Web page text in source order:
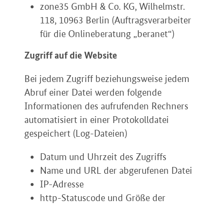
zone35 GmbH & Co. KG, Wilhelmstr.
118, 10963 Berlin (Auftragsverarbeiter
für die Onlineberatung „beranet“)
Zugriff auf die Website
Bei jedem Zugriff beziehungsweise jedem
Abruf einer Datei werden folgende
Informationen des aufrufenden Rechners
automatisiert in einer Protokolldatei
gespeichert (Log-Dateien)
Datum und Uhrzeit des Zugriffs
Name und URL der abgerufenen Datei
IP-Adresse
http-Statuscode und Größe der